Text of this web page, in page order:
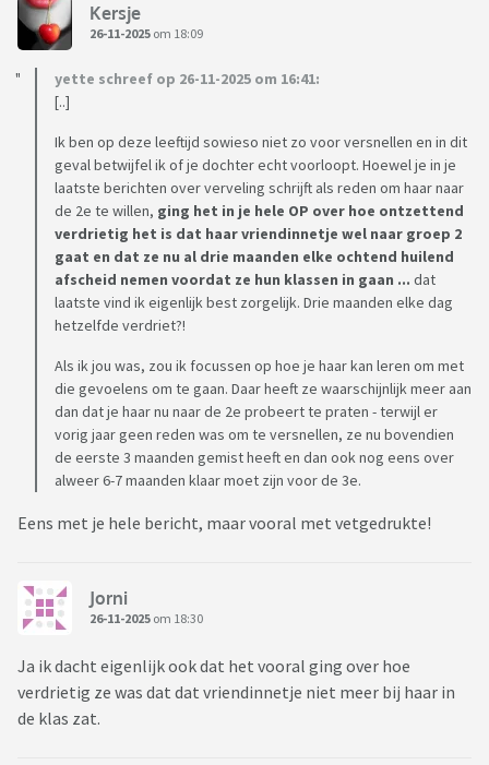
Kersje
26-11-2025 om 18:09
yette schreef op 26-11-2025 om 16:41:
[..]
Ik ben op deze leeftijd sowieso niet zo voor versnellen en in dit
geval betwijfel ik of je dochter echt voorloopt. Hoewel je in je
laatste berichten over verveling schrijft als reden om haar naar
de 2e te willen, ging het in je hele OP over hoe ontzettend
verdrietig het is dat haar vriendinnetje wel naar groep 2
gaat en dat ze nu al drie maanden elke ochtend huilend
afscheid nemen voordat ze hun klassen in gaan ... dat
laatste vind ik eigenlijk best zorgelijk. Drie maanden elke dag
hetzelfde verdriet?!
Als ik jou was, zou ik focussen op hoe je haar kan leren om met
die gevoelens om te gaan. Daar heeft ze waarschijnlijk meer aan
dan dat je haar nu naar de 2e probeert te praten - terwijl er
vorig jaar geen reden was om te versnellen, ze nu bovendien
de eerste 3 maanden gemist heeft en dan ook nog eens over
alweer 6-7 maanden klaar moet zijn voor de 3e.
Eens met je hele bericht, maar vooral met vetgedrukte!
Jorni
26-11-2025 om 18:30
Ja ik dacht eigenlijk ook dat het vooral ging over hoe
verdrietig ze was dat dat vriendinnetje niet meer bij haar in
de klas zat.